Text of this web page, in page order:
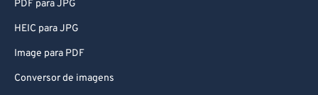
PDF para JPG
HEIC para JPG
Image para PDF
Conversor de imagens